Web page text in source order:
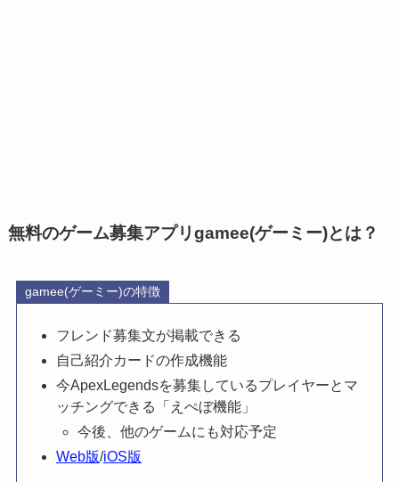
無料のゲーム募集アプリgamee(ゲーミー)とは？
gamee(ゲーミー)の特徴
フレンド募集文が掲載できる
自己紹介カードの作成機能
今ApexLegendsを募集しているプレイヤーとマ
ッチングできる「えぺぼ機能」
今後、他のゲームにも対応予定
Web版/iOS版